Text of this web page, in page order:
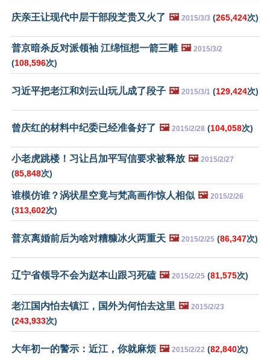
庆亲王让现代中层干部段芝贵又火了 🖼️ 2015/3/3 (265,424次)
普京暗杀反对派领袖 江绵恒想一箭三雕 🖼️ 2015/3/2
(108,596次)
习近平把老江和刘云山玩儿成了段子 🖼️ 2015/3/1 (129,424次)
曾庆红的材料中纪委已经准备好了 🖼️ 2015/2/28 (104,058次)
小老虎跳楼！习让吕加平写信要求被释放 🖼️ 2015/2/27
(85,848次)
谁模仿谁？涡状星空竟与梵高画作惊人相似 🖼️ 2015/2/26
(313,602次)
普京离婚前后为啥对糟糠冰火两重天 🖼️ 2015/2/25 (86,347次)
辽宁省领导不会为赵本山跟习死磕 🖼️ 2015/2/25 (81,575次)
老江国内怕去镇江，国外为何怕去这里 🖼️ 2015/2/23
(243,933次)
大年初一的警示：近江，你就麻烦 🖼️ 2015/2/22 (82,840次)